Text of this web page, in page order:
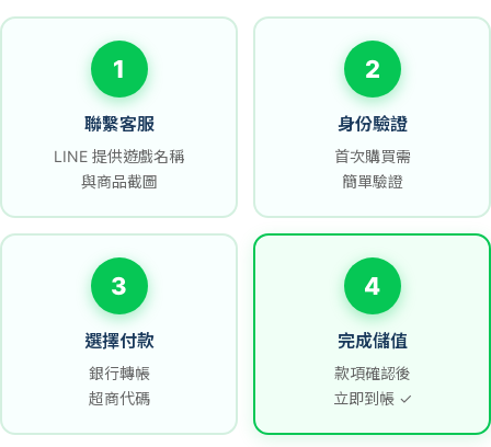
1
聯繫客服
LINE 提供遊戲名稱
與商品截圖
2
身份驗證
首次購買需
簡單驗證
3
選擇付款
銀行轉帳
超商代碼
4
完成儲值
款項確認後
立即到帳 ✓